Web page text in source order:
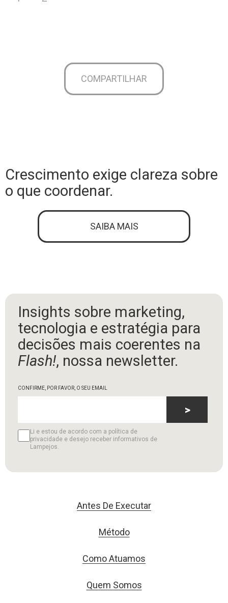
COMPARTILHAR
Crescimento exige clareza sobre
o que coordenar.
SAIBA MAIS
Insights sobre marketing,
tecnologia e estratégia para
decisões mais coerentes na
Flash!, nossa newsletter.
CONFIRME, POR FAVOR, O SEU EMAIL
Li e estou de acordo com a política de
privacidade e desejo receber informativos de
Lampejos.
>
Antes De Executar
Método
Como Atuamos
Quem Somos